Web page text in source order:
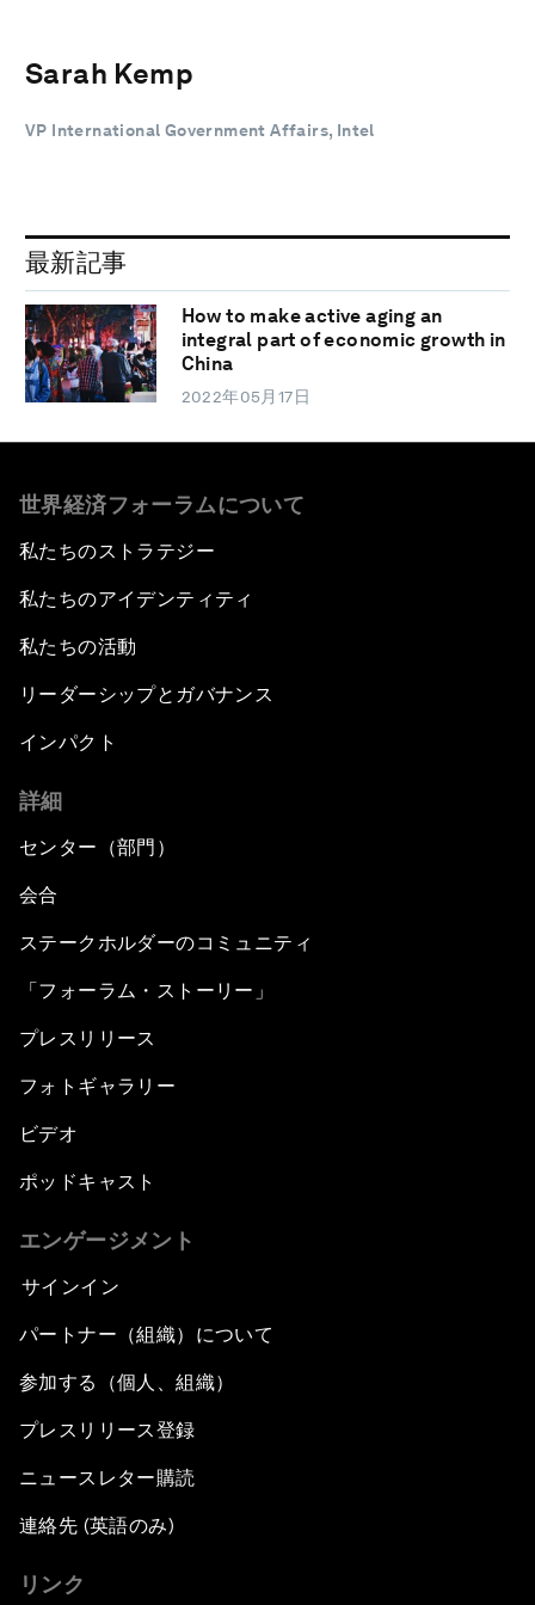
Sarah Kemp
VP International Government Affairs, Intel
最新記事
How to make active aging an
integral part of economic growth in
China
2022年05月17日
世界経済フォーラムについて
私たちのストラテジー
私たちのアイデンティティ
私たちの活動
リーダーシップとガバナンス
インパクト
詳細
センター（部門）
会合
ステークホルダーのコミュニティ
「フォーラム・ストーリー」
プレスリリース
フォトギャラリー
ビデオ
ポッドキャスト
エンゲージメント
サインイン
パートナー（組織）について
参加する（個人、組織）
プレスリリース登録
ニュースレター購読
連絡先 (英語のみ)
リンク